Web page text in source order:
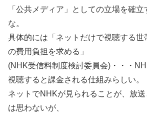
「公共メディア」としての立場を確
な。
具体的には「ネットだけで視聴する世
の費用負担を求める」
(NHK受信料制度検討委員会)・・・
視聴すると課金される仕組みらしい。
ネットでNHKが見られることが、放
は思わないが、